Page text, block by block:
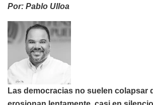
Por: Pablo Ulloa
Las democracias no suelen colapsar